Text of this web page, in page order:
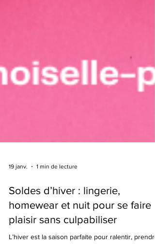
Soldes d’hiver : lingerie,
homewear et nuit pour se faire
plaisir sans culpabiliser